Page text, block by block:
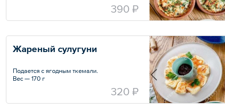
390 ₽
Жареный сулугуни
Подается с ягодным ткемали.
Вес — 170 г
320 ₽